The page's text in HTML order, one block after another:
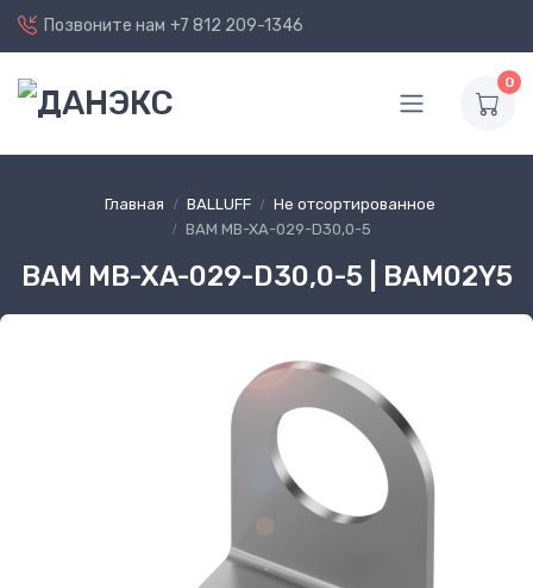
Позвоните нам +7 812 209-1346
0
Главная BALLUFF
Не отсортированное
BAM MB-XA-029-D30,0-5
BAM MB-XA-029-D30,0-5 | BAM02Y5